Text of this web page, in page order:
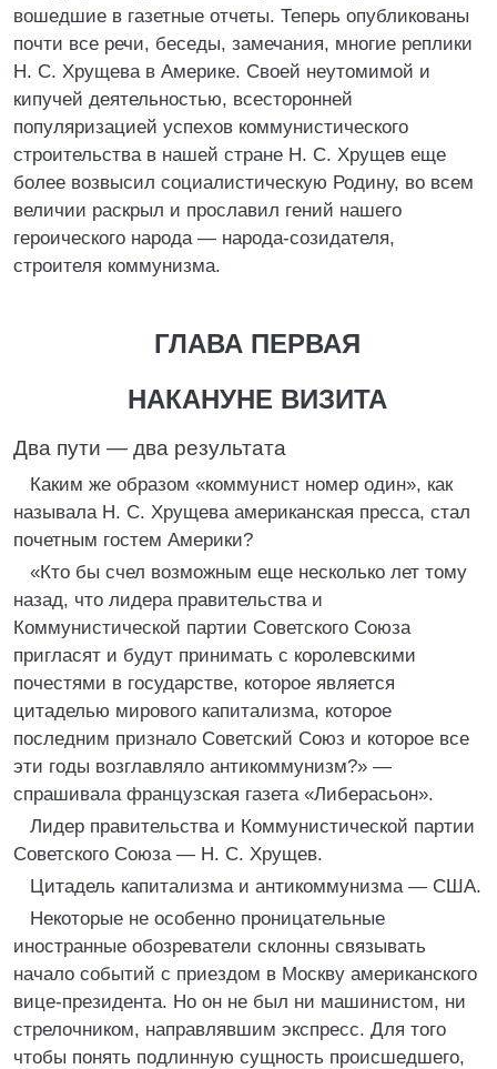
вошедшие в газетные отчеты. Теперь опубликованы
почти все речи, беседы, замечания, многие реплики
Н. С. Хрущева в Америке. Своей неутомимой и
кипучей деятельностью, всесторонней
популяризацией успехов коммунистического
строительства в нашей стране Н. С. Хрущев еще
более возвысил социалистическую Родину, во всем
величии раскрыл и прославил гений нашего
героического народа — народа-созидателя,
строителя коммунизма.
ГЛАВА ПЕРВАЯ
НАКАНУНЕ ВИЗИТА
Два пути — два результата
Каким же образом «коммунист номер один», как
называла Н. С. Хрущева американская пресса, стал
почетным гостем Америки?
«Кто бы счел возможным еще несколько лет тому
назад, что лидера правительства и
Коммунистической партии Советского Союза
пригласят и будут принимать с королевскими
почестями в государстве, которое является
цитаделью мирового капитализма, которое
последним признало Советский Союз и которое все
эти годы возглавляло антикоммунизм?» —
спрашивала французская газета «Либерасьон».
Лидер правительства и Коммунистической партии
Советского Союза — Н. С. Хрущев.
Цитадель капитализма и антикоммунизма — США.
Некоторые не особенно проницательные
иностранные обозреватели склонны связывать
начало событий с приездом в Москву американского
вице-президента. Но он не был ни машинистом, ни
стрелочником, направлявшим экспресс. Для того
чтобы понять подлинную сущность происшедшего,